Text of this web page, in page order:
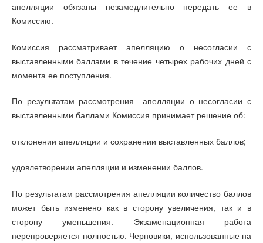
апелляции обязаны незамедлительно передать ее в
Комиссию.
Комиссия рассматривает апелляцию о несогласии с
выставленными баллами в течение четырех рабочих дней с
момента ее поступления.
По результатам рассмотрения апелляции о несогласии с
выставленными баллами Комиссия принимает решение об:
отклонении апелляции и сохранении выставленных баллов;
удовлетворении апелляции и изменении баллов.
По результатам рассмотрения апелляции количество баллов
может быть изменено как в сторону увеличения, так и в
сторону уменьшения. Экзаменационная работа
перепроверяется полностью. Черновики, использованные на